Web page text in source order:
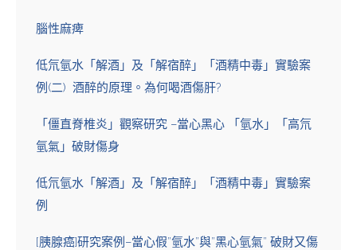
腦性麻痺
低氘氫水「解酒」及「解宿醉」「酒精中毒」實驗案
例(二) 酒醉的原理。為何喝酒傷肝?
「僵直脊椎炎」觀察研究 –當心黑心 「氫水」「高氘
氫氣」破財傷身
低氘氫水「解酒」及「解宿醉」「酒精中毒」實驗案
例
[胰腺癌]研究案例–當心假”氫水”與”黑心氫氣” 破財又傷